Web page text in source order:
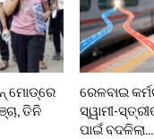
ମୋଡ୍‌ରେ
ତିନି
ରେଳବାଇ
ସ୍ୱାମୀ-
ପାଇଁ ବଦଳିଲା…